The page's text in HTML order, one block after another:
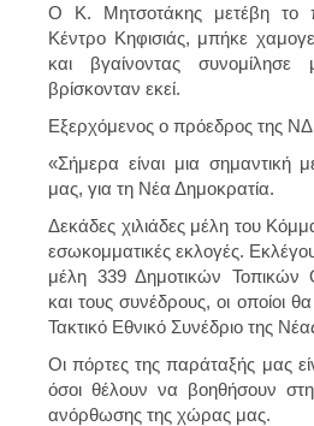
Ο Κ. Μητσοτάκης μετέβη το
Κέντρο Κηφισιάς, μπήκε
και βγαίνοντας
βρίσκονταν εκεί.
Εξερχόμενος ο πρόεδρος της
«Σήμερα είναι μια σημαντική
μας, για τη Νέα Δημοκρατία.
Δεκάδες χιλιάδες μέλη του
εσωκομματικές εκλογές.
μέλη 339 Δημοτικών
και τους συνέδρους, οι οποίοι
Τακτικό Εθνικό Συνέδριο της
Οι πόρτες της παράταξής μας
όσοι θέλουν να βοηθήσουν
ανόρθωσης της χώρας μας.